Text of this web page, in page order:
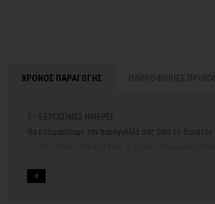
ΧΡΟΝΟΣ ΠΑΡΑΓΩΓΗΣ
3 - 5 ΕΡΓΑΣΙΜΕΣ ΗΜΕΡΕΣ
Θα ετοιμάσουμε την παραγγελία σας όσο το
Για τις ειδικές παραγγελίες, ο χρόνος παραγωγής
Για αυτές τις περιπτώσεις - φροντίστε την